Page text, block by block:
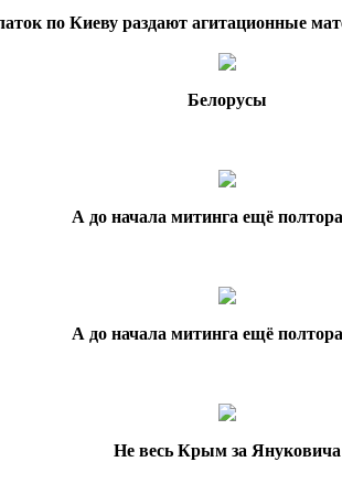
по Киеву раздают агитационные
Белорусы
А до начала митинга ещё
А до начала митинга ещё
Не весь Крым за Януковича